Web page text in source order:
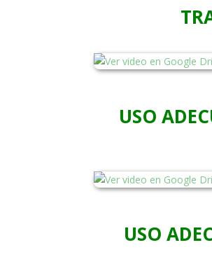
USO
USO